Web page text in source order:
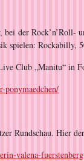
bei der
spielen: Rockabilly,
Club „Manitu“ in
ponymaedchen/
Rundschau. Hier
valena-